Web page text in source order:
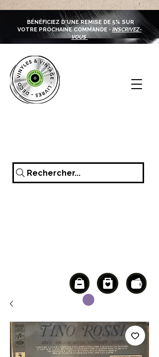
BÉNÉFICIEZ D'UNE REMISE DE 5% SUR
VOTRE PROCHAINE COMMANDE • INSCRIVEZ-
VOUS
Rechercher...